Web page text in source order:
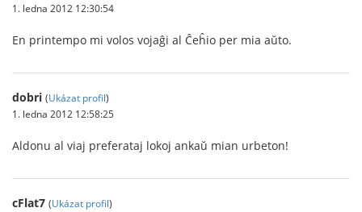
1. ledna 2012 12:30:54
En printempo mi volos vojaĝi al Ĉeĥio per mia aŭto.
dobri (Ukázat profil)
1. ledna 2012 12:58:25
Aldonu al viaj preferataj lokoj ankaŭ mian urbeton!
cFlat7 (Ukázat profil)